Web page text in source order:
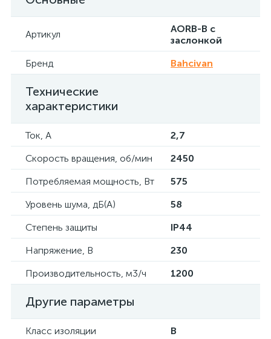
Артикул
AORB-B с
заслонкой
Бренд
Bahcivan
Технические
характеристики
Ток, А
2,7
Скорость вращения, об/мин
2450
Потребляемая мощность, Вт
575
Уровень шума, дБ(А)
58
Степень защиты
IP44
Напряжение, В
230
Производительность, м3/ч
1200
Другие параметры
Класс изоляции B